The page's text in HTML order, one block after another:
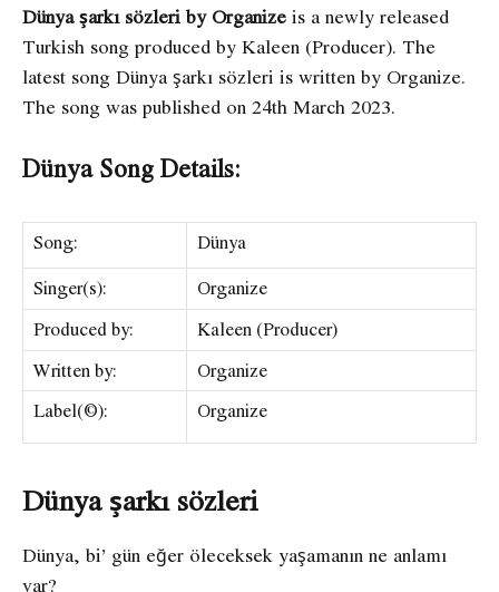
Dünya şarkı sözleri by Organize is a newly released
Turkish song produced by Kaleen (Producer). The
latest song Dünya şarkı sözleri is written by Organize.
The song was published on 24th March 2023.
Dünya Song Details:
Song:
Dünya
Singer(s):
Organize
Produced by:
Kaleen (Producer)
Written by:
​Organize
Label(©):
Organize
Dünya şarkı sözleri
Dünya, bi’ gün eğer öleceksek yaşamanın ne anlamı
var?